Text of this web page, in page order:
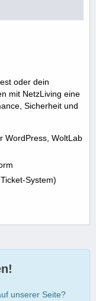
oder dein
mit NetzLiving eine
Sicherheit und
WordPress, WoltLab
System)
unserer Seite?